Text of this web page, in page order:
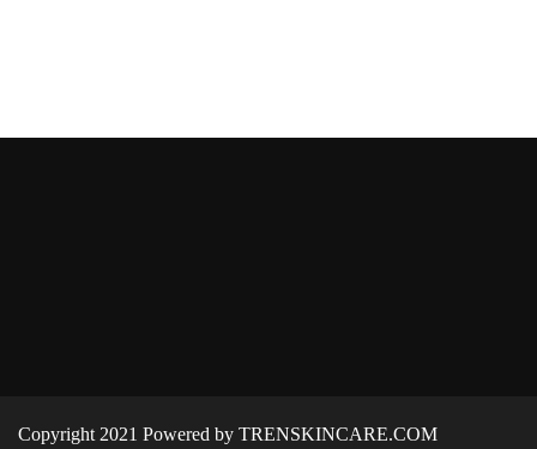
Copyright 2021 Powered by TRENSKINCARE.COM